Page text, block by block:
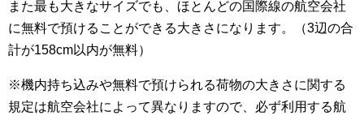
また最も大きなサイズでも、ほとんどの国際線の航空会社
に無料で預けることができる大きさになります。（3辺の合
計が158cm以内が無料）
※機内持ち込みや無料で預けられる荷物の大きさに関する
規定は航空会社によって異なりますので、必ず利用する航